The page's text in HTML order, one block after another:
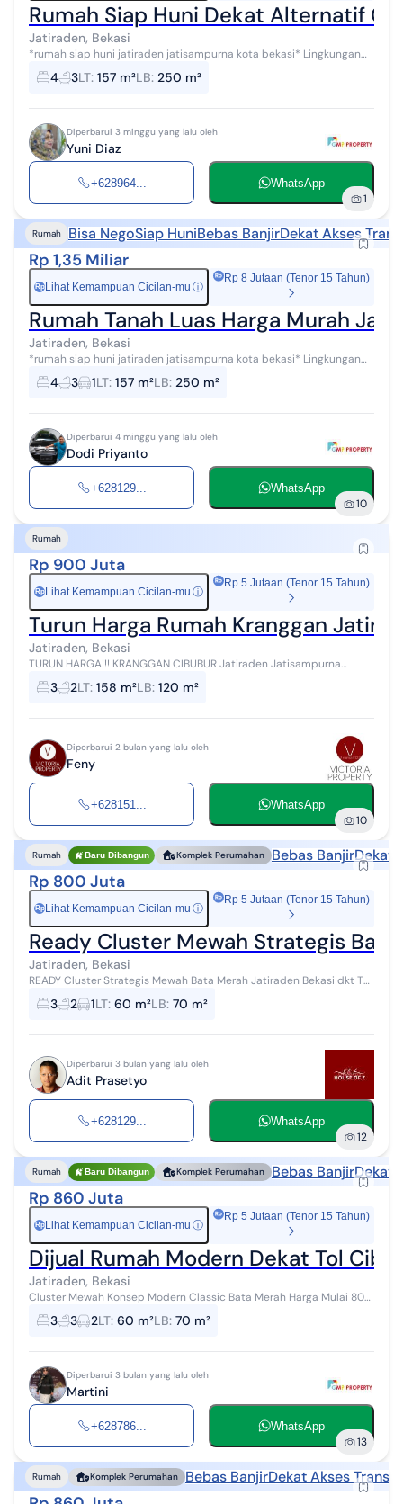
Rumah Siap Huni Dekat Alternatif
Jatiraden, Bekasi
*rumah siap huni jatiraden jatisampurna kota bekasi* Lingkungan
aman, nyaman, bebas banjir, akses 2 mobil, 50 meter 1 mobil 1 motor
spesifikasi :...
4 3LT: 157 m²LB: 250 m²
Diperbarui 3 minggu yang lalu oleh
Yuni Diaz
+628964... WhatsApp
1
Rumah Bisa NegoSiap HuniBebas BanjirDekat Akses
Rp 1,35 Miliar
Rp Lihat Kemampuan Cicilan-mu ⓘ
Rp 8 Jutaan (Tenor 15 Tahun)
Rumah Tanah Luas Harga Murah
Jatiraden, Bekasi
*rumah siap huni jatiraden jatisampurna kota bekasi* Lingkungan
aman, nyaman, bebas banjir, akses 2 mobil, 50 meter 1 mobil 1 motor
spesifikasi :...
4 3 1LT: 157 m²LB: 250 m²
Diperbarui 4 minggu yang lalu oleh
Dodi Priyanto
+628129... WhatsApp
10
Rumah
Rp 900 Juta
Rp Lihat Kemampuan Cicilan-mu ⓘ
Rp 5 Jutaan (Tenor 15 Tahun)
Turun Harga Rumah Kranggan
Jatiraden, Bekasi
TURUN HARGA!!! KRANGGAN CIBUBUR Jatiraden Jatisampurna
Bekasi Luas tanah : 158m Luas bangunan :+/- 120m Kmr tidur : 2+1
loteng kamar Art Kmr mand...
3 2LT: 158 m²LB: 120 m²
Diperbarui 2 bulan yang lalu oleh
Feny
+628151... WhatsApp
10
Rumah Baru Dibangun Komplek Perumahan Bebas BanjirDekat
Rp 800 Juta
Rp Lihat Kemampuan Cicilan-mu ⓘ
Rp 5 Jutaan (Tenor 15 Tahun)
Ready Cluster Mewah Strategis
Jatiraden, Bekasi
READY Cluster Strategis Mewah Bata Merah Jatiraden Bekasi dkt Tol
Harga Mulai 800 Jutaan, Rumah 2 Lt Harga 1 Lantai Pinggir Jalan
Raya Utama Harg...
3 2 1LT: 60 m²LB: 70 m²
Diperbarui 3 bulan yang lalu oleh
Adit Prasetyo
+628129... WhatsApp
12
Rumah Baru Dibangun Komplek Perumahan Bebas BanjirDekat
Rp 860 Juta
Rp Lihat Kemampuan Cicilan-mu ⓘ
Rp 5 Jutaan (Tenor 15 Tahun)
Dijual Rumah Modern Dekat Tol
Jatiraden, Bekasi
Cluster Mewah Konsep Modern Classic Bata Merah Harga Mulai 800
Jutaan, Rumah 2 Lt Harga 1 Lantai Pinggir Jalan Raya Utama jati
Raden Cibubur view.�...
3 3 2LT: 60 m²LB: 70 m²
Diperbarui 3 bulan yang lalu oleh
Martini
+628786... WhatsApp
13
Rumah Komplek Perumahan Bebas BanjirDekat Akses